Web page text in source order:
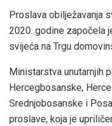
Proslava obilježavanja
2020. godine započela
svijeća na Trgu
Ministarstva unutarnjih
Hercegbosanske,
Srednjobosanske i
proslave, koja je